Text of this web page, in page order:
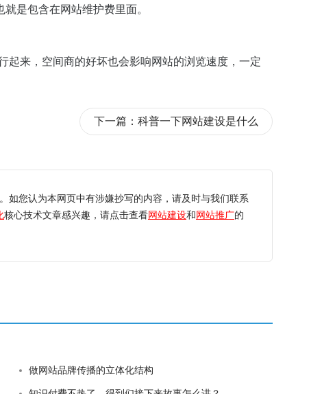
是包含在网站维护费里面。
起来，空间商的好坏也会影响网站的浏览速度，一定
下一篇： 科普一下网站建设是什么
如您认为本网页中有涉嫌抄写的内容，请及时与我们联系
核心技术文章感兴趣，请点击查看网站建设和 网站推广的
做网站品牌传播的立体化结构